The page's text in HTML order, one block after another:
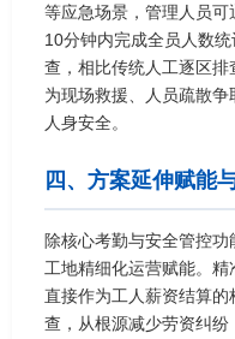
等应急场景，管理人员可
10分钟内完成全员人数
查，相比传统人工逐区排
为现场救援、人员疏散
人身安全。
四、方案延伸赋能
除核心考勤与安全管控
工地精细化运营赋能。
直接作为工人薪资结算
查，从根源减少劳资纠